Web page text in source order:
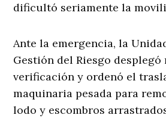
dificultó seriamente la
Ante la emergencia, la
Gestión del Riesgo
verificación y ordenó el
maquinaria pesada para
lodo y escombros